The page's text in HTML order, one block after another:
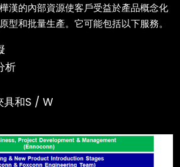
漢的內部資源使客戶受益於產品概念化
型和批量生產。它可能包括以下服務。
析
具和S / W